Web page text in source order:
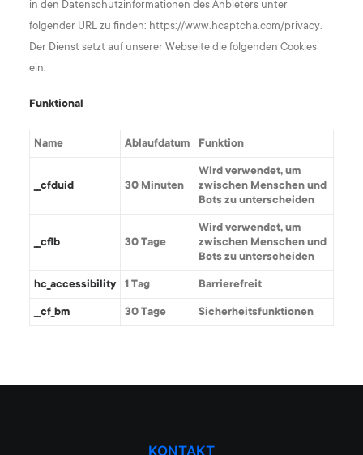
in den Datenschutzinformationen des Anbieters unter
folgender URL zu finden: https://www.hcaptcha.com/privacy.
Der Dienst setzt auf unserer Webseite die folgenden Cookies
ein:
Funktional
Name Ablaufdatum Funktion
__cfduid 30 Minuten
Wird verwendet, um
zwischen Menschen und
Bots zu unterscheiden
__cflb 30 Tage
Wird verwendet, um
zwischen Menschen und
Bots zu unterscheiden
hc_accessibility 1 Tag Barrierefreit
__cf_bm 30 Tage Sicherheitsfunktionen
KONTAKT